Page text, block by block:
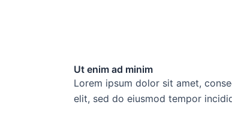
Ut enim ad minim
Lorem ipsum dolor sit amet,
elit, sed do eiusmod tempor